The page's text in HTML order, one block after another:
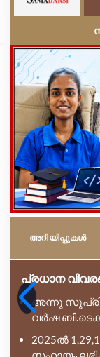
അറിയിപ്പുകള്‍
പ്രധാന
അന്നു
വർഷ
2025ൽ